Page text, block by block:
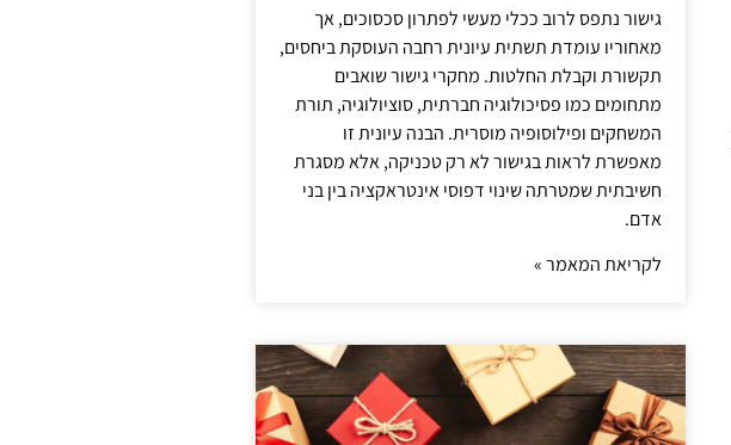
גישור נתפס לרוב ככלי מעשי לפתרון סכסוכים, אך
מאחוריו עומדת תשתית עיונית רחבה העוסקת ביחסים,
תקשורת וקבלת החלטות. מחקרי גישור שואבים
מתחומים כמו פסיכולוגיה חברתית, סוציולוגיה, תורת
המשחקים ופילוסופיה מוסרית. הבנה עיונית זו
מאפשרת לראות בגישור לא רק טכניקה, אלא מסגרת
חשיבתית שמטרתה שינוי דפוסי אינטראקציה בין בני
אדם.
לקריאת המאמר »